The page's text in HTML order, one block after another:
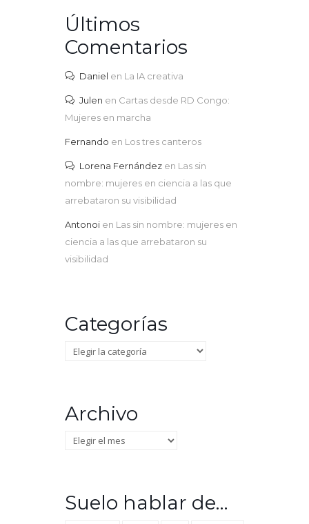
Últimos
Comentarios
Daniel en La IA creativa
Julen en Cartas desde RD Congo:
Mujeres en marcha
Fernando en Los tres canteros
Lorena Fernández en Las sin
nombre: mujeres en ciencia a las que
arrebataron su visibilidad
Antonoi en Las sin nombre: mujeres en
ciencia a las que arrebataron su
visibilidad
Categorías
Categorías
Archivo
Archivo
Suelo hablar de…